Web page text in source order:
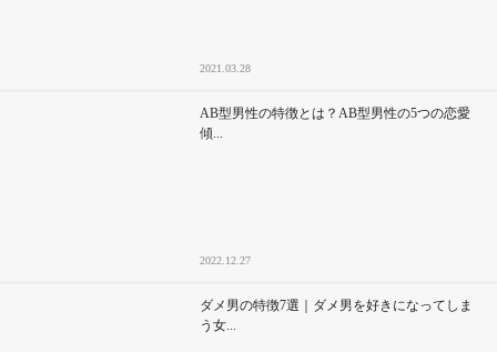
2021.03.28
AB型男性の特徴とは？AB型男性の5つの恋愛
傾...
2022.12.27
ダメ男の特徴7選｜ダメ男を好きになってしま
う女...